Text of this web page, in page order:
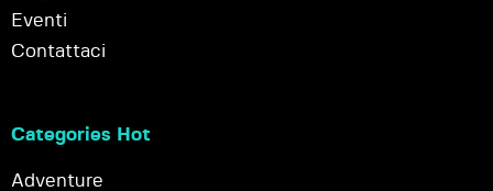
Eventi
Contattaci
Categories Hot
Adventure